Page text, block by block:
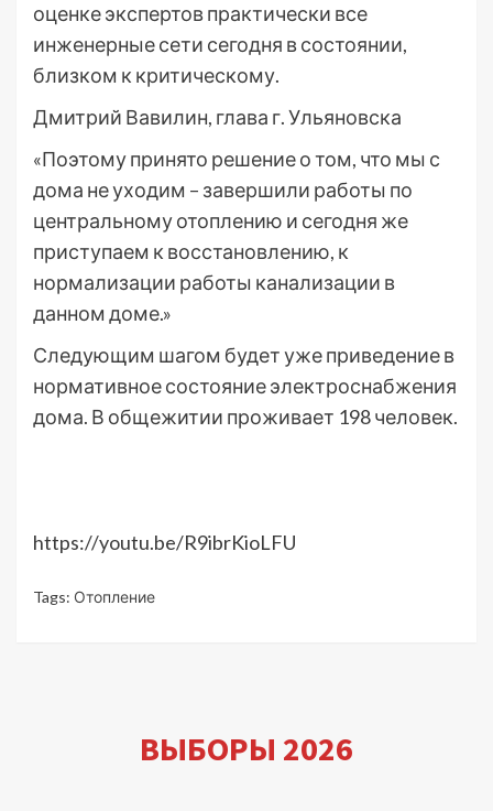
оценке экспертов практически все
инженерные сети сегодня в состоянии,
близком к критическому.
Дмитрий Вавилин, глава г. Ульяновска
«Поэтому принято решение о том, что мы с
дома не уходим – завершили работы по
центральному отоплению и сегодня же
приступаем к восстановлению, к
нормализации работы канализации в
данном доме.»
Следующим шагом будет уже приведение в
нормативное состояние электроснабжения
дома. В общежитии проживает 198 человек.
https://youtu.be/R9ibrKioLFU
Tags: Отопление
ВЫБОРЫ 2026